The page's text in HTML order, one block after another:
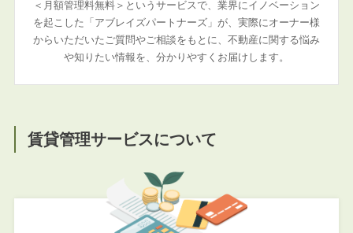
＜月額管理料無料＞というサービスで、業界にイノベーション
を起こした「アブレイズパートナーズ」が、実際にオーナー様
からいただいたご質問やご相談をもとに、不動産に関する悩み
や知りたい情報を、分かりやすくお届けします。
賃貸管理サービスについて